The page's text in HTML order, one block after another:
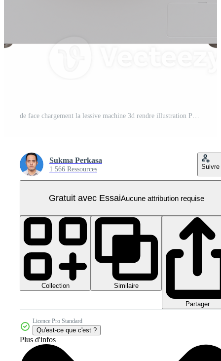
de face chargement la lessive machine 3d rendre illustration PNG Pro
Sukma Perkasa
1 566 Ressources Suivre
Gratuit avec EssaiAucune attribution requise
Collection Similaire
Partager
Licence Pro Standard
Qu'est-ce que c'est ?
Plus d'infos